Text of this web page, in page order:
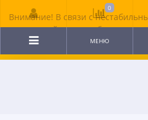
Внимание! В связи с
цена на сайте может быть
стоимость у менеджера.
МЕНЮ
0